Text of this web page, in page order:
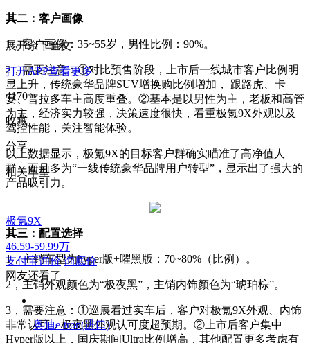
其二：客户画像
1，客户画像：35~55岁，男性比例：90%。
2，需要注意：①对比预售阶段，上市后一线城市客户比例明
显上升，传统豪华品牌SUV增换购比例增加， 跟路虎、卡
宴、普拉多车主高度重叠。②基本是以男性为主，老板和高管
为主，经济实力较强，决策速度很快，看重极氪9X外观以及
驾控性能，关注智能体验。
以上数据显示，极氪9X的目标客户群确实瞄准了高净值人
群，而且多为“一线传统豪华品牌用户转型”，显示出了强大的
产品吸引力。
其三：配置选择
1，主销车型为hyper版+曜黑版：70~80%（比例）。
2，主销外观颜色为“极夜黑”，主销内饰颜色为“琥珀棕”。
3，需要注意：①巡展看过实车后，客户对极氪9X外观、内饰
非常认可，极夜黑外观认可度超预期。②上市后客户集中
Hyper版以上，国庆期间Ultra比例增高，其他配置更多考虑有
展开余下全文
打开APP查看更多
4170
收藏
分享
相关车型
极氪9X
46.59-59.99万
支付宝询价 询底价
网友还看了
奥迪e-tron(进口)